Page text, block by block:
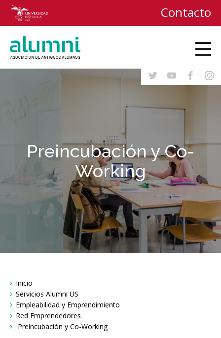
Contacto
Preincubación y Co-
Working
Breadcrumbs
You
are
here:
Inicio
Servicios Alumni US
Empleabilidad y Emprendimiento
Red Emprendedores
Preincubación y Co-Working